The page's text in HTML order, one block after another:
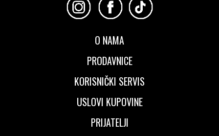
O NAMA
PRODAVNICE
KORISNIČKI SERVIS
USLOVI KUPOVINE
PRIJATELJI